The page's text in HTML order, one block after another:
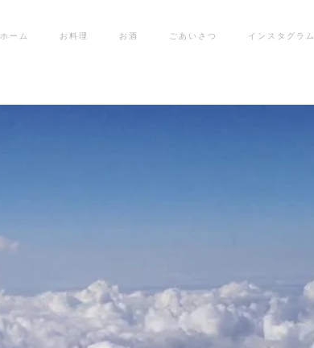
ホーム お料理 お酒 ごあいさつ インスタグラム